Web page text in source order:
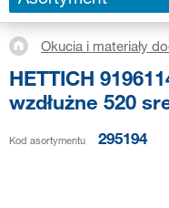
Okucia i materiały
HETTICH
wzdłużne 520
Kod asortymentu 295194